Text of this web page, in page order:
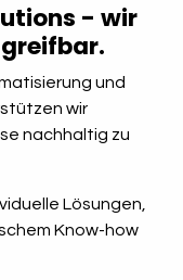
- wir
und
wir
nachhaltig zu
Lösungen,
Know-how